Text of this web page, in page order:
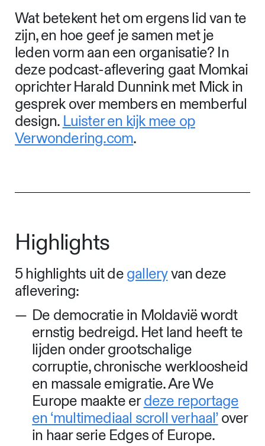
Wat betekent het om ergens lid van te
zijn, en hoe geef je samen met je
leden vorm aan een organisatie? In
deze podcast-aflevering gaat Momkai
oprichter Harald Dunnink met Mick in
gesprek over members en memberful
design. Luister en kijk mee op
Verwondering.com.
Highlights
5 highlights uit degalleryvan deze
aflevering:
De democratie in Moldavië wordt
ernstig bedreigd. Het land heeft te
lijden onder grootschalige
corruptie, chronische werkloosheid
en massale emigratie. Are We
Europe maakte erdeze reportage
en ‘multimediaal scroll verhaal’over
in haar serie Edges of Europe.